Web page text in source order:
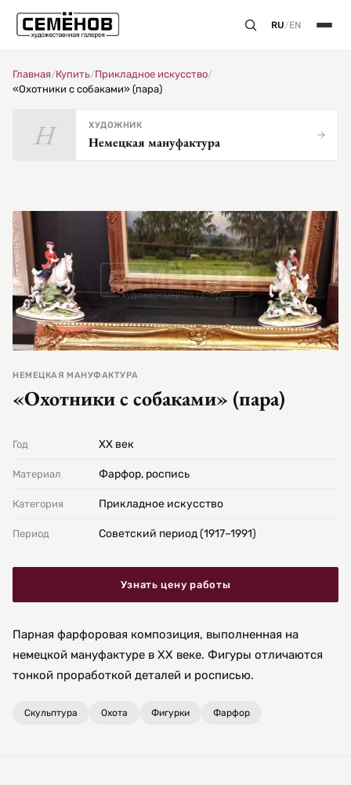
RU/EN
Главная/Купить/Прикладное искусство/
«Охотники с собаками» (пара)
Н ХУДОЖНИК
Немецкая мануфактура
НЕМЕЦКАЯ МАНУФАКТУРА
«Охотники с собаками» (пара)
Год ХХ век
Материал Фарфор, роспись
Категория Прикладное искусство
Период Советский период (1917–1991)
Узнать цену работы
Парная фарфоровая композиция, выполненная на
немецкой мануфактуре в XX веке. Фигуры отличаются
тонкой проработкой деталей и росписью.
Скульптура Охота Фигурки Фарфор